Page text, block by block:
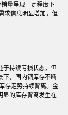
量呈现一定程度下
求信息明显增加，但
于持续亏损状态，但
下，国内铜库存不断
存走势持续背离。金
显的库存背离发生在